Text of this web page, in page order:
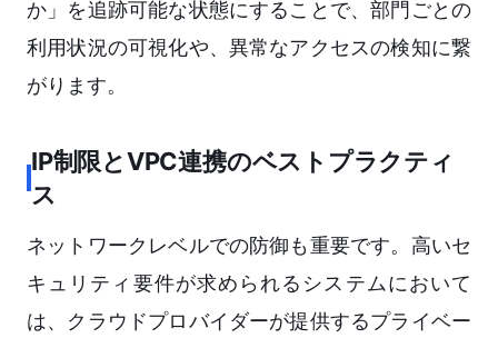
か」を追跡可能な状態にすることで、部門ごとの
利用状況の可視化や、異常なアクセスの検知に繋
がります。
IP制限とVPC連携のベストプラクティ
ス
ネットワークレベルでの防御も重要です。高いセ
キュリティ要件が求められるシステムにおいて
は、クラウドプロバイダーが提供するプライベー